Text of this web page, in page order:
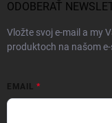
ODOBERAŤ
Vložte svoj e-mail a my
produktoch na našom e-
EMAIL